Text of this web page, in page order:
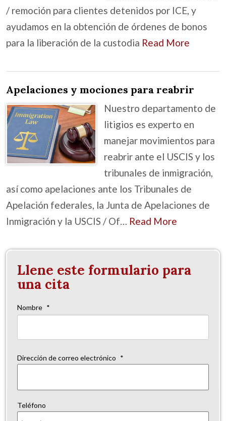
/ remoción para clientes detenidos por ICE, y
ayudamos en la obtención de órdenes de bonos
para la liberación de la custodia Read More
Apelaciones y mociones para reabrir
Nuestro departamento de
litigios es experto en
manejar movimientos para
reabrir ante el USCIS y los
tribunales de inmigración,
así como apelaciones ante los Tribunales de
Apelación federales, la Junta de Apelaciones de
Inmigración y la USCIS / Of… Read More
Llene este formulario para
una cita
Nombre *
Dirección de correo electrónico *
Teléfono